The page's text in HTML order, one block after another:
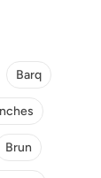
Barq
Brun